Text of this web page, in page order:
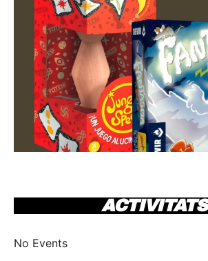
ACTIVITATS
No Events